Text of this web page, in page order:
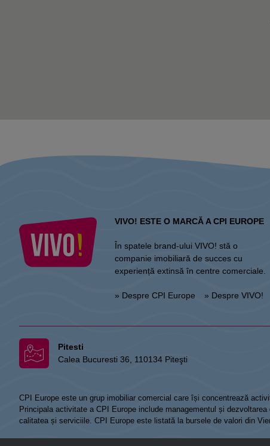
VIVO! ESTE O MARCĂ A CPI EUROPE
În spatele brand-ului VIVO! stă o
companie imobiliară de succes cu
experiență extinsă în centre comerciale.
» Despre CPI Europe » Despre VIVO!
Pitesti
Calea Bucuresti 36, 110134 Piteşti
CPI Europe este un grup imobiliar comercial care își concentrează
Principala activitate a CPI Europe include managementul și
calitatea și serviciile. CPI Europe este listată la bursele de valori din